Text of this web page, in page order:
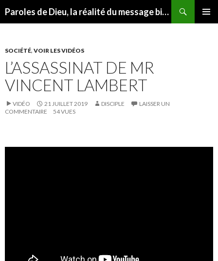
Paroles de Dieu, la réalité du message biblique
SOCIÉTÉ, VOIR LES VIDÉOS
L’ASSASSINAT DE MR
VINCENT LAMBERT
VIDÉO 21 JUILLET 2019 DISCIPLE
LAISSER UN
COMMENTAIRE
54 VUES